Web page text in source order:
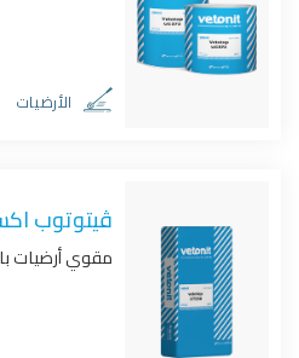
الأرضيات
ڤيتوتوب اكس
مقوي أرضيات